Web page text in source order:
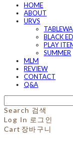
HOME
ABOUT
URVS
BLACK
PLAY
SUMMER
MLM
REVIEW
CONTACT
Q&A
Search 검색
Log In 로그인
Cart 장바구니